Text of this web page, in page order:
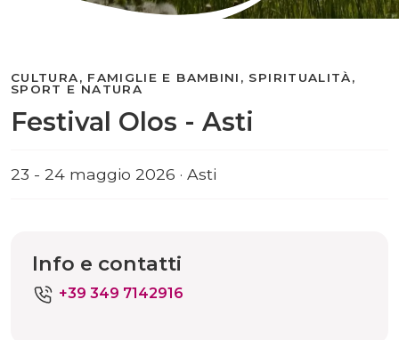
Festival Olos - Asti
CULTURA, FAMIGLIE E BAMBINI, SPIRITUALITÀ,
SPORT E NATURA
23 - 24 maggio 2026 · Asti
Info e contatti
+39 349 7142916